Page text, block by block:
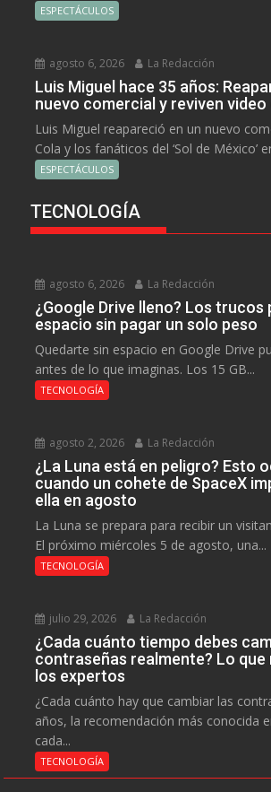
ESPECTÁCULOS
agosto 6, 2026 La Redacción
Luis Miguel hace 35 años:
nuevo comercial y reviven video
Luis Miguel reapareció en un nuevo
Cola y los fanáticos del ‘Sol de México’
ESPECTÁCULOS
TECNOLOGÍA
agosto 6, 2026 La Redacción
¿Google Drive lleno? Los trucos
espacio sin pagar un solo peso
Quedarte sin espacio en Google Drive
antes de lo que imaginas. Los 15 GB...
TECNOLOGÍA
agosto 2, 2026 La Redacción
¿La Luna está en peligro? Esto
cuando un cohete de SpaceX
ella en agosto
La Luna se prepara para recibir un
El próximo miércoles 5 de agosto, una...
TECNOLOGÍA
julio 29, 2026 La Redacción
¿Cada cuánto tiempo debes
contraseñas realmente? Lo que
los expertos
¿Cada cuánto hay que cambiar las
años, la recomendación más conocida
cada...
TECNOLOGÍA